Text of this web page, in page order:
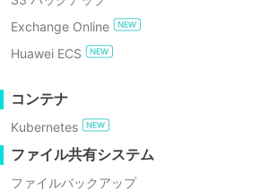
GDPRコンプライアンス
Exchange Online
Huawei ECS
コンテナ
Kubernetes
ファイル共有システム
ファイルバックアップ
複雑な環境
高等教育機関のIT環境は複雑で、仮想マ
算は限られているため、関連するDR作業の